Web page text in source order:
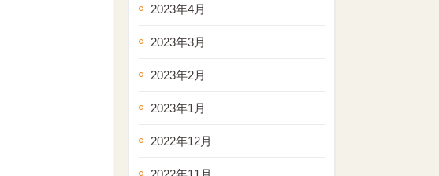
2023年4月
2023年3月
2023年2月
2023年1月
2022年12月